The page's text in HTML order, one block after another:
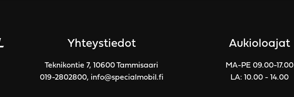
Yhteystiedot
Teknikontie 7, 10600 Tammisaari
019-2802800, info@specialmobil.fi
Aukioloajat
MA-PE 09.00-17.00
LA: 10.00 - 14.00